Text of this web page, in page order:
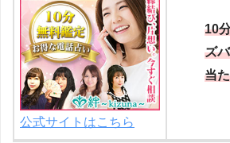
公式サイトはこちら
10
ズ
当